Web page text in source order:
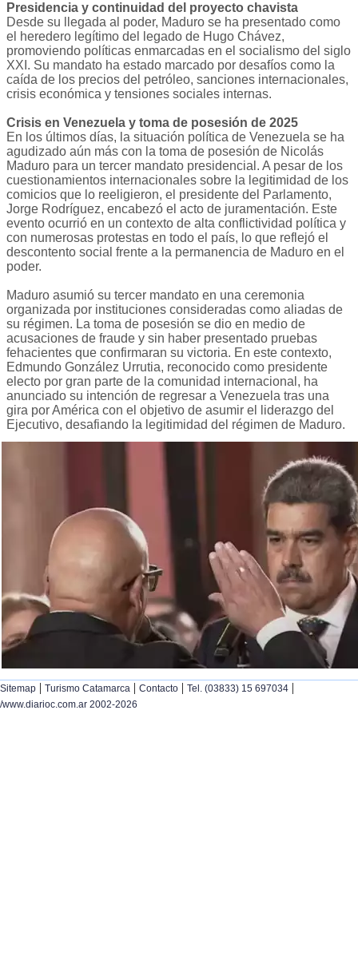
Presidencia y continuidad del proyecto chavista
Desde su llegada al poder, Maduro se ha presentado como
el heredero legítimo del legado de Hugo Chávez,
promoviendo políticas enmarcadas en el socialismo del siglo
XXI. Su mandato ha estado marcado por desafíos como la
caída de los precios del petróleo, sanciones internacionales,
crisis económica y tensiones sociales internas.
Crisis en Venezuela y toma de posesión de 2025
En los últimos días, la situación política de Venezuela se ha
agudizado aún más con la toma de posesión de Nicolás
Maduro para un tercer mandato presidencial. A pesar de los
cuestionamientos internacionales sobre la legitimidad de los
comicios que lo reeligieron, el presidente del Parlamento,
Jorge Rodríguez, encabezó el acto de juramentación. Este
evento ocurrió en un contexto de alta conflictividad política y
con numerosas protestas en todo el país, lo que reflejó el
descontento social frente a la permanencia de Maduro en el
poder.
Maduro asumió su tercer mandato en una ceremonia
organizada por instituciones consideradas como aliadas de
su régimen. La toma de posesión se dio en medio de
acusaciones de fraude y sin haber presentado pruebas
fehacientes que confirmaran su victoria. En este contexto,
Edmundo González Urrutia, reconocido como presidente
electo por gran parte de la comunidad internacional, ha
anunciado su intención de regresar a Venezuela tras una
gira por América con el objetivo de asumir el liderazgo del
Ejecutivo, desafiando la legitimidad del régimen de Maduro.
Sitemap | Turismo Catamarca | Contacto | Tel. (03833) 15 697034 |
/www.diarioc.com.ar 2002-2026